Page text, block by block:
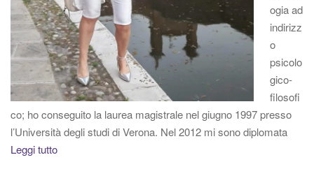
ogia ad
indirizz
o
psicolo
gico-
filosofi
co; ho conseguito la laurea magistrale nel giugno 1997 presso
l’Università degli studi di Verona. Nel 2012 mi sono diplomata
Leggi tutto